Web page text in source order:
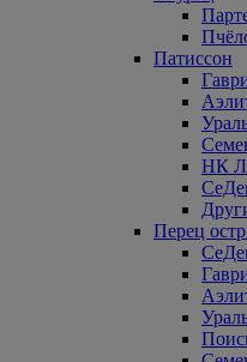
Патиссон
НК
Перец